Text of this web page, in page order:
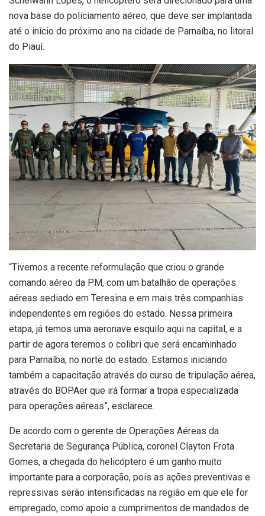
nova base do policiamento aéreo, que deve ser implantada
até o início do próximo ano na cidade de Parnaíba, no litoral
do Piauí.
“Tivemos a recente reformulação que criou o grande
comando aéreo da PM, com um batalhão de operações
aéreas sediado em Teresina e em mais três companhias
independentes em regiões do estado. Nessa primeira
etapa, já temos uma aeronave esquilo aqui na capital, e a
partir de agora teremos o colibri que será encaminhado
para Parnaíba, no norte do estado. Estamos iniciando
também a capacitação através do curso de tripulação aérea,
através do BOPAer que irá formar a tropa especializada
para operações aéreas”, esclarece.
De acordo com o gerente de Operações Aéreas da
Secretaria de Segurança Pública, coronel Clayton Frota
Gomes, a chegada do helicóptero é um ganho muito
importante para a corporação, pois as ações preventivas e
repressivas serão intensificadas na região em que ele for
empregado, como apoio a cumprimentos de mandados de